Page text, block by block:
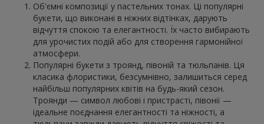
Об'ємні композиції у пастельних тонах. Ці популярні
букети, що виконані в ніжних відтінках, дарують
відчуття спокою та елегантності. Їх часто вибирають
для урочистих подій або для створення гармонійної
атмосфери.
Популярні букети з троянд, півоній та тюльпанів. Ця
класика флористики, безсумнівно, залишиться серед
найбільш популярних квітів на будь-який сезон.
Троянди — символ любові і пристрасті, півонії —
ідеальне поєднання елегантності та ніжності, а